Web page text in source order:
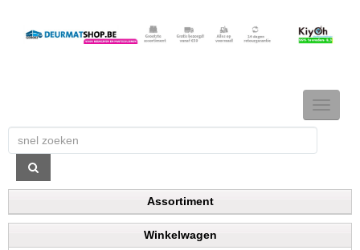
TOGGLE
Assortiment
Winkelwagen